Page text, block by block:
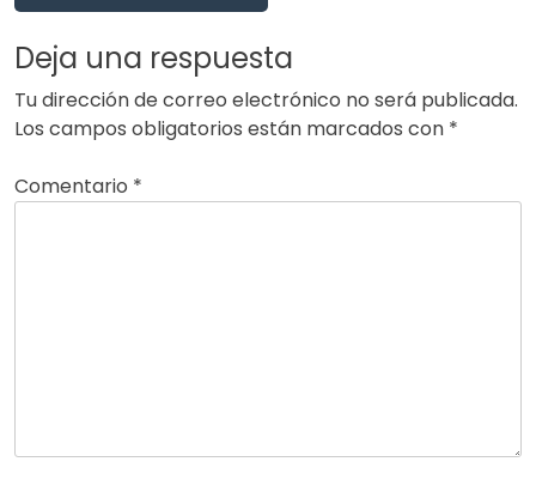
Deja una respuesta
Tu dirección de correo electrónico no será publicada.
Los campos obligatorios están marcados con *
Comentario *